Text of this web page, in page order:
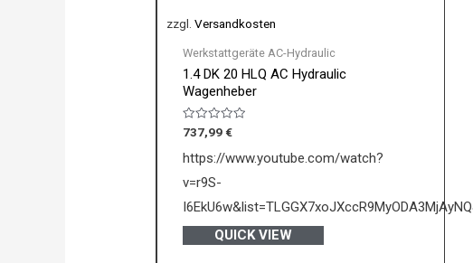
zzgl.Versandkosten
Werkstattgeräte AC-Hydraulic
1.4 DK 20 HLQ AC Hydraulic
Wagenheber
Bewertet
mit
0
von
737,99 €
https://www.youtube.com/watch?
v=r9S-
QUICK VIEW